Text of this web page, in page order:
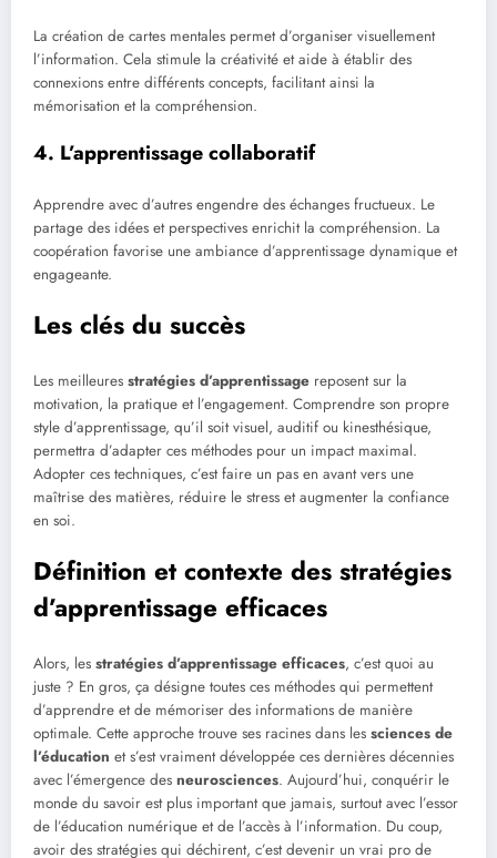
La création de cartes mentales permet d’organiser visuellement
l’information. Cela stimule la créativité et aide à établir des
connexions entre différents concepts, facilitant ainsi la
mémorisation et la compréhension.
4. L’apprentissage collaboratif
Apprendre avec d’autres engendre des échanges fructueux. Le
partage des idées et perspectives enrichit la compréhension. La
coopération favorise une ambiance d’apprentissage dynamique et
engageante.
Les clés du succès
Les meilleures stratégies d’apprentissage reposent sur la
motivation, la pratique et l’engagement. Comprendre son propre
style d’apprentissage, qu’il soit visuel, auditif ou kinesthésique,
permettra d’adapter ces méthodes pour un impact maximal.
Adopter ces techniques, c’est faire un pas en avant vers une
maîtrise des matières, réduire le stress et augmenter la confiance
en soi.
Définition et contexte des stratégies
d’apprentissage efficaces
Alors, les stratégies d’apprentissage efficaces, c’est quoi au
juste ? En gros, ça désigne toutes ces méthodes qui permettent
d’apprendre et de mémoriser des informations de manière
optimale. Cette approche trouve ses racines dans les sciences de
l’éducation et s’est vraiment développée ces dernières décennies
avec l’émergence des neurosciences. Aujourd’hui, conquérir le
monde du savoir est plus important que jamais, surtout avec l’essor
de l’éducation numérique et de l’accès à l’information. Du coup,
avoir des stratégies qui déchirent, c’est devenir un vrai pro de